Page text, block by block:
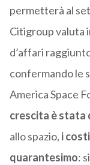
permetterà al
Citigroup valuta
d’affari
confermando le
America Space
crescita è stata
allo spazio, i
quarantesimo: